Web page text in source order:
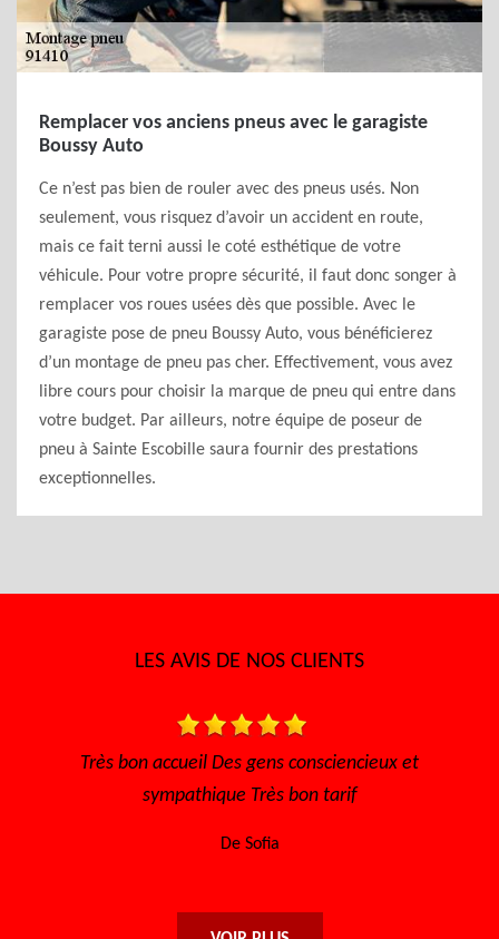
Remplacer vos anciens pneus avec le garagiste
Boussy Auto
Ce n’est pas bien de rouler avec des pneus usés. Non
seulement, vous risquez d’avoir un accident en route,
mais ce fait terni aussi le coté esthétique de votre
véhicule. Pour votre propre sécurité, il faut donc songer à
remplacer vos roues usées dès que possible. Avec le
garagiste pose de pneu Boussy Auto, vous bénéficierez
d’un montage de pneu pas cher. Effectivement, vous avez
libre cours pour choisir la marque de pneu qui entre dans
votre budget. Par ailleurs, notre équipe de poseur de
pneu à Sainte Escobille saura fournir des prestations
exceptionnelles.
LES AVIS DE NOS CLIENTS
Très bon accueil Des gens consciencieux et
sympathique Très bon tarif
De Sofia